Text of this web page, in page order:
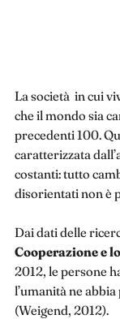
La società in cui
che il mondo sia
precedenti 100.
caratterizzata
costanti: tutto
disorientati non è
Dai dati delle
Cooperazione e
2012, le persone
l’umanità ne
(Weigend, 2012).